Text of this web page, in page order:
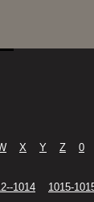
X Y Z 0
1014 1015-